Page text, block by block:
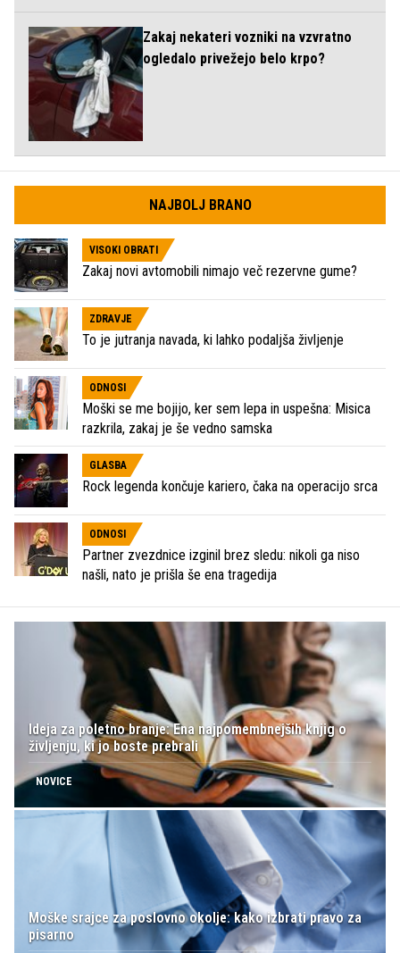
Zakaj nekateri vozniki na vzvratno
ogledalo privežejo belo krpo?
NAJBOLJ BRANO
VISOKI OBRATI
Zakaj novi avtomobili nimajo več rezervne gume?
ZDRAVJE
To je jutranja navada, ki lahko podaljša življenje
ODNOSI
Moški se me bojijo, ker sem lepa in uspešna: Misica
razkrila, zakaj je še vedno samska
GLASBA
Rock legenda končuje kariero, čaka na operacijo srca
ODNOSI
Partner zvezdnice izginil brez sledu: nikoli ga niso
našli, nato je prišla še ena tragedija
Ideja za poletno branje: Ena najpomembnejših knjig o
življenju, ki jo boste prebrali
NOVICE
Moške srajce za poslovno okolje: kako izbrati pravo za
pisarno